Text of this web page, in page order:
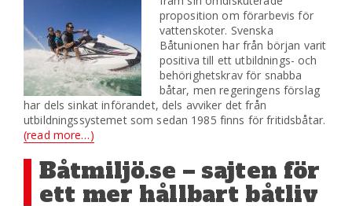
proposition om förarbevis för
vattenskoter. Svenska
Båtunionen har från början varit
positiva till ett utbildnings- och
behörighetskrav för snabba
båtar, men regeringens förslag
har dels sinkat införandet, dels avviker det från
utbildningssystemet som sedan 1985 finns för fritidsbåtar.
(read more…)
Båtmiljö.se – sajten för
ett mer hållbart båtliv